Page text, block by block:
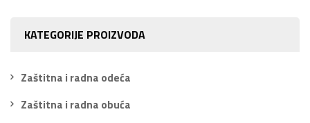
KATEGORIJE PROIZVODA
Zaštitna i radna odeća
Zaštitna i radna obuća